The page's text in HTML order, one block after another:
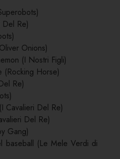
Del Re)
Onions)
(I Nostri Figli)
(Rocking Horse)
Re)
Cavalieri Del Re)
Del Re)
Gang)
baseball (Le Mele Verdi di